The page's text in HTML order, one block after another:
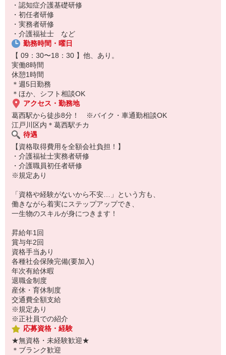
・認知症介護基礎研修
・初任者研修
・実務者研修
・介護福祉士 など
勤務時間・曜日
【 09：30〜18：30 】他、あり。
実働8時間
休憩1時間
＊週5日勤務
＊ほか、シフト相談OK
アクセス・勤務地
葛西駅から徒歩8分！ ※バイク・車通勤相談OK
江戸川区内＊葛西駅チカ
待遇
【資格取得費用を全額会社負担！】
・介護福祉士実務者研修
・介護職員初任者研修
※規定あり
「資格や経験がないから不安…」という方も、
働きながら着実にステップアップでき、
一生物のスキルが身につきます！
昇給年1回
賞与年2回
資格手当あり
各種社会保険完備(要加入)
年次有給休暇
退職金制度
産休・育休制度
交通費全額支給
※規定あり
※正社員での紹介
応募資格・経験
★無資格・未経験歓迎★
＊ブランク歓迎